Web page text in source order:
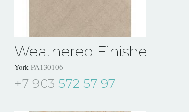
Weathered Finishes
York PA130106
+7 903 572 57 97